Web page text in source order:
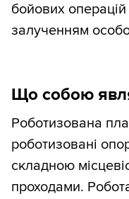
бойових операцій
залученням
Що собою
Роботизована
роботизовані
складною
проходами.